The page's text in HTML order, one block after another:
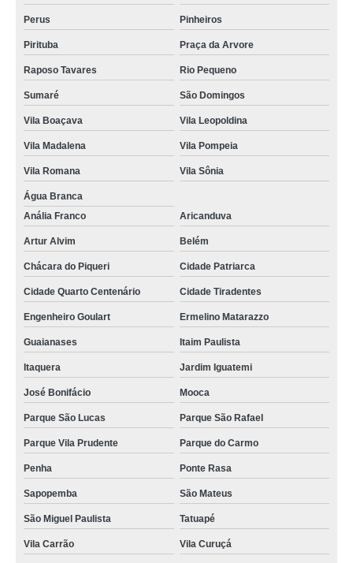
Perus Pinheiros
Pirituba Praça da Arvore
Raposo Tavares Rio Pequeno
Sumaré São Domingos
Vila Boaçava Vila Leopoldina
Vila Madalena Vila Pompeia
Vila Romana Vila Sônia
Água Branca
Anália Franco
Aricanduva
Artur Alvim Belém
Chácara do Piqueri Cidade Patriarca
Cidade Quarto Centenário Cidade Tiradentes
Engenheiro Goulart Ermelino Matarazzo
Guaianases Itaim Paulista
Itaquera Jardim Iguatemi
José Bonifácio Mooca
Parque São Lucas Parque São Rafael
Parque Vila Prudente Parque do Carmo
Penha Ponte Rasa
Sapopemba São Mateus
São Miguel Paulista Tatuapé
Vila Carrão Vila Curuçá